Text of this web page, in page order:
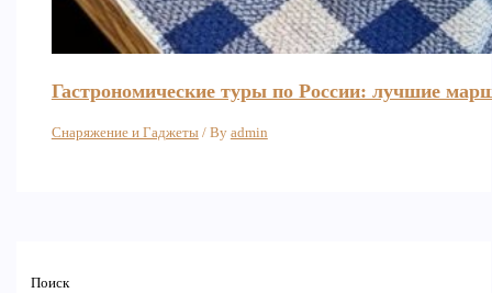
Поиск
Гастрономические туры по России: лучшие
Снаряжение и Гаджеты/ By admin